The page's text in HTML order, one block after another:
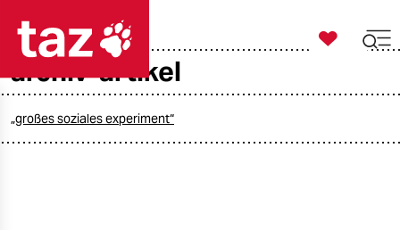
taz zahl ich

taz zahl ich
archiv-artikel
„großes soziales experiment“